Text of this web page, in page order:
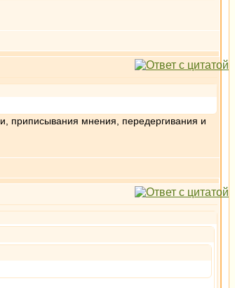
приписывания мнения, передергивания и